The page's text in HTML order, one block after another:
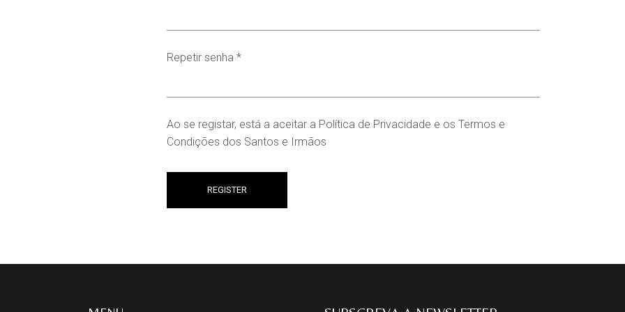
Repetir senha *
Ao se registar, está a aceitar a Política de Privacidade e os Termos e
Condições dos Santos e Irmãos
REGISTER